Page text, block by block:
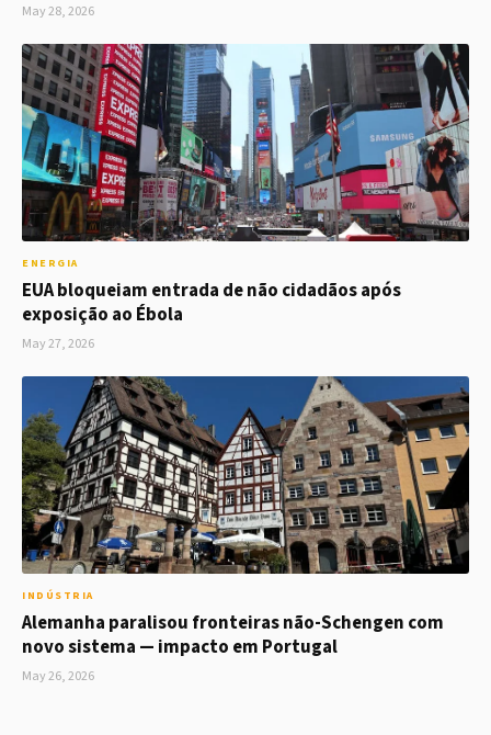
May 28, 2026
ENERGIA
EUA bloqueiam entrada de não cidadãos após
exposição ao Ébola
May 27, 2026
INDÚSTRIA
Alemanha paralisou fronteiras não-Schengen com
novo sistema — impacto em Portugal
May 26, 2026